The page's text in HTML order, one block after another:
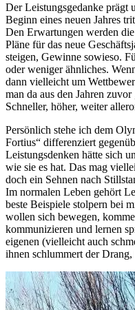
Der Leistungsgedanke prägt
Beginn eines neuen Jahres
Den Erwartungen werden
Pläne für das neue
steigen, Gewinne sowieso.
oder weniger ähnliches.
dann vielleicht um
man da aus den Jahren
Schneller, höher, weiter
Persönlich stehe ich dem
Fortius“ differenziert
Leistungsdenken hätte sich
wie sie es hat. Das mag
doch ein Sehnen nach
Im normalen Leben gehört
beste Beispiele stolpern bei
wollen sich bewegen,
kommunizieren und lernen
eigenen (vielleicht auch
ihnen schlummert der